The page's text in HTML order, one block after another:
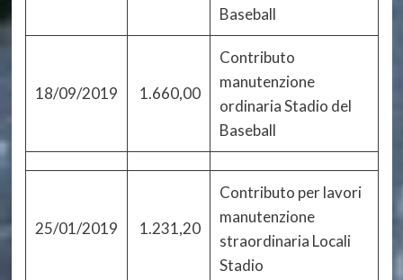
Baseball
18/09/2019 1.660,00
Contributo
manutenzione
ordinaria Stadio del
Baseball
25/01/2019 1.231,20
Contributo per lavori
manutenzione
straordinaria Locali
Stadio